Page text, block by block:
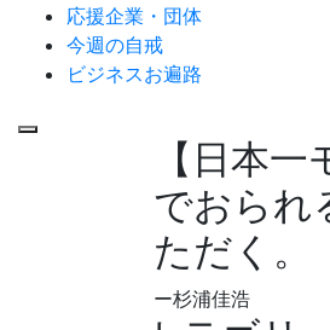
応援企業・団体
今週の自戒
ビジネスお遍路
【日本
でおられ
ただく。
ー杉浦佳浩